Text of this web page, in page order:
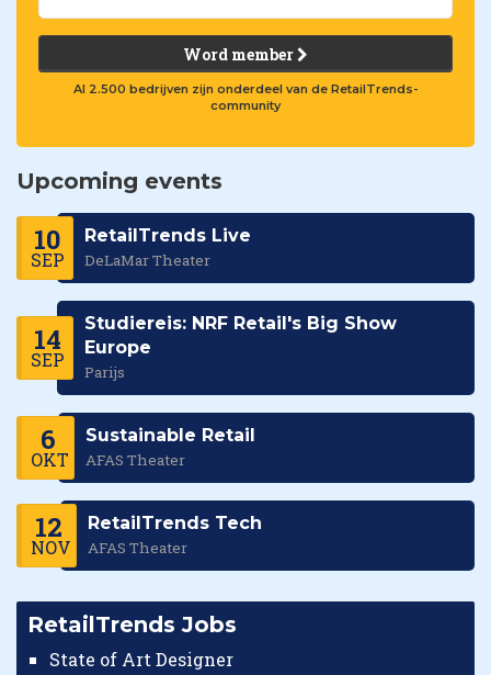
Word member
Al 2.500 bedrijven zijn onderdeel van de RetailTrends-
community
Upcoming events
10
SEP
RetailTrends Live
DeLaMar Theater
14
SEP
Studiereis: NRF Retail's Big Show
Europe
Parijs
6
OKT
Sustainable Retail
AFAS Theater
12
NOV
RetailTrends Tech
AFAS Theater
RetailTrends Jobs
State of Art Designer